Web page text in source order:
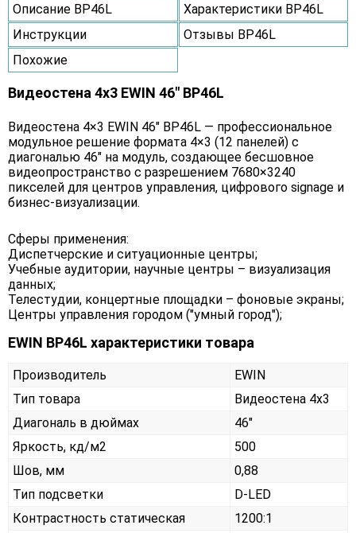
Описание BP46L
Характеристики BP46L
Инструкции
Отзывы BP46L
Похожие
Видеостена 4x3 EWIN 46" BP46L
Видеостена 4×3 EWIN 46" BP46L — профессиональное
модульное решение формата 4×3 (12 панелей) с
диагональю 46" на модуль, создающее бесшовное
видеопространство с разрешением 7680×3240
пикселей для центров управления, цифрового signage и
бизнес-визуализации.
Сферы применения:
Диспетчерские и ситуационные центры;
Учебные аудитории, научные центры – визуализация
данных;
Телестудии, концертные площадки – фоновые экраны;
Центры управления городом ("умный город");
EWIN BP46L характеристики товара
Производитель
EWIN
Тип товара
Видеостена 4х3
Диагональ в дюймах
46"
Яркость, кд/м2
500
Шов, мм
0,88
Тип подсветки
D-LED
Контрастность статическая
1200:1